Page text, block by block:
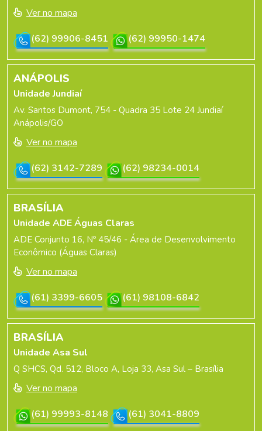
Ver no mapa
(62) 99906-8451
(62) 99950-1474
ANÁPOLIS
Unidade Jundiaí
Av. Santos Dumont, 754 - Quadra 35 Lote 24 Jundiaí
Anápolis/GO
Ver no mapa
(62) 3142-7289
(62) 98234-0014
BRASÍLIA
Unidade ADE Águas Claras
ADE Conjunto 16, Nº 45/46 - Área de Desenvolvimento
Econômico (Águas Claras)
Ver no mapa
(61) 3399-6605
(61) 98108-6842
BRASÍLIA
Unidade Asa Sul
Q SHCS, Qd. 512, Bloco A, Loja 33, Asa Sul – Brasília
Ver no mapa
(61) 99993-8148
(61) 3041-8809